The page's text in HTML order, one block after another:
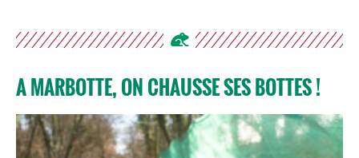
A MARBOTTE, ON CHAUSSE SES BOTTES !